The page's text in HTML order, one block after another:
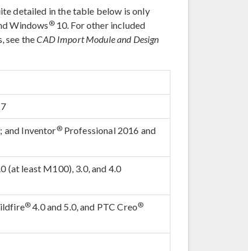
detailed in the table below is only
Windows ®10. For other included
see theCAD Import Module and Design
and Inventor®Professional 2016 and
(at least M100), 3.0, and 4.0
® 4.0 and 5.0, and PTC Creo®